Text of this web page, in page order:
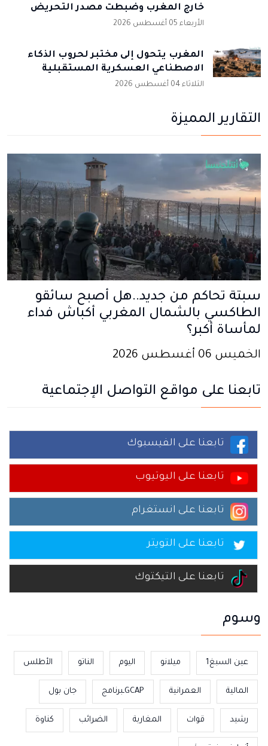
خارج المغرب وضبطت مصدر التحريض
الأربعاء 05 أغسطس 2026
المغرب يتحول إلى مختبر لحروب الذكاء
الاصطناعي العسكرية المستقبلية
الثلاثاء 04 أغسطس 2026
التقارير المميزة
سبتة تحاكم من جديد..هل أصبح سائقو
الطاكسي بالشمال المغربي أكباش فداء
لمأساة أكبر؟
الخميس 06 أغسطس 2026
تابعنا على مواقع التواصل الإجتماعية
تابعنا على الفيسبوك
تابعنا على اليوتيوب
تابعنا على انستغرام
تابعنا على التويتر
تابعنا على التيكتوك
وسوم
عين السبغ1 ميلانو اليوم الناتو الأطلس
المالية العمرانية GCAPـبرنامج جان بول
رشيد قوات المغاربة الضرائب كناوة